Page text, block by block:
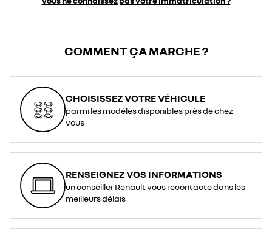
COMMENT ÇA MARCHE ?
CHOISISSEZ VOTRE VÉHICULE
parmi les modèles disponibles près de chez
vous
RENSEIGNEZ VOS INFORMATIONS
un conseiller Renault vous recontacte dans les
meilleurs délais